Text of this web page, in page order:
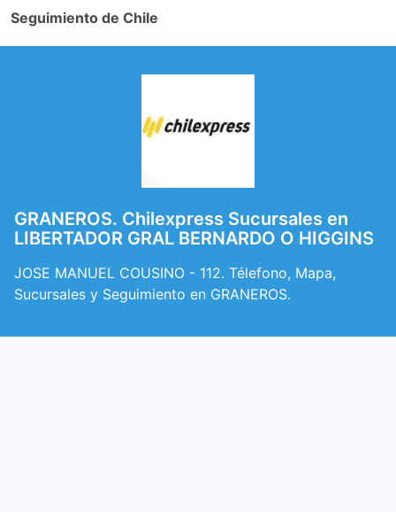
Seguimiento de Chile
GRANEROS. Chilexpress Sucursales en
LIBERTADOR GRAL BERNARDO O HIGGINS
JOSE MANUEL COUSINO - 112. Télefono, Mapa,
Sucursales y Seguimiento en GRANEROS.